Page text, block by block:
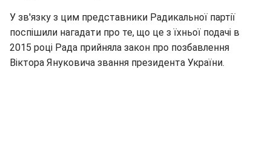
У зв'язку з цим представники Радикальної партії
поспішили нагадати про те, що це з їхньої подачі в
2015 році Рада прийняла закон про позбавлення
Віктора Януковича звання президента України.